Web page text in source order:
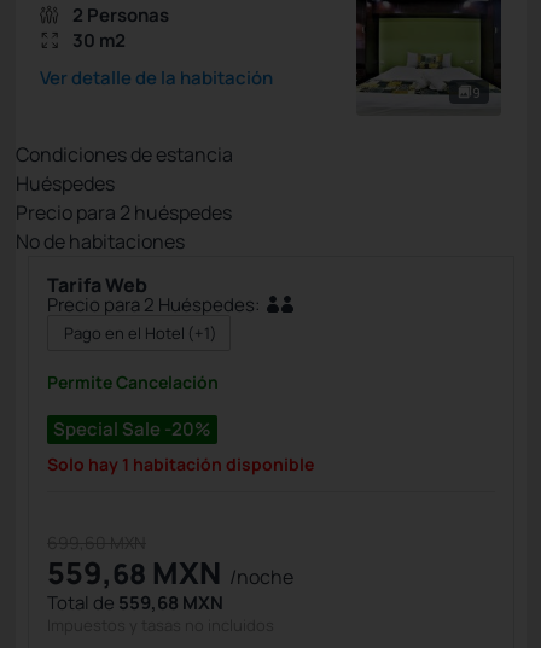
9
2 Personas
30 m2
Ver detalle de la habitación
Condiciones de estancia
Huéspedes
Precio para 2 huéspedes
Nº de habitaciones
Tarifa Web
Precio para 2 Huéspedes:
Pago en el Hotel (+1)
Special Sale -20%
Permite Cancelación
Solo hay 1 habitación disponible
559,68 MXN /noche
Total de 559,68 MXN